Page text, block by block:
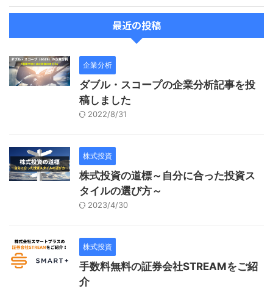
最近の投稿
企業分析
ダブル・スコープの企業分析記事を投
稿しました
2022/8/31
株式投資
株式投資の道標～自分に合った投資ス
タイルの選び方～
2023/4/30
株式投資
手数料無料の証券会社STREAMをご紹
介